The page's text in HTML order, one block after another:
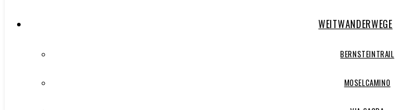
WEITWANDERWEGE
BERNSTEINTRAIL
MOSELCAMINO